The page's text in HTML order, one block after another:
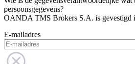
persoonsgegevens?
OANDA TMS Brokers S.A. is gevestigd
E-mailadres